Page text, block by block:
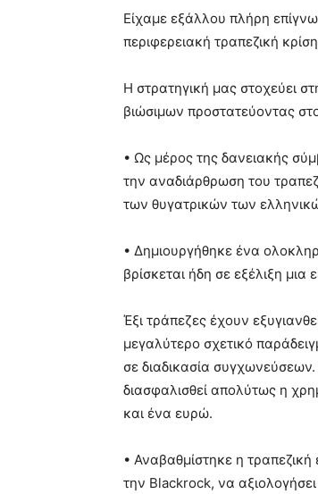
Είχαμε εξάλλου πλήρη
περιφερειακή τραπεζική
Η στρατηγική μας στοχεύει
βιώσιμων προστατεύοντας
• Ως μέρος της δανειακής
την αναδιάρθρωση του
των θυγατρικών των
• Δημιουργήθηκε ένα
βρίσκεται ήδη σε εξέλιξη
Έξι τράπεζες έχουν
μεγαλύτερο σχετικό
σε διαδικασία
διασφαλισθεί απολύτως η
και ένα ευρώ.
• Αναβαθμίστηκε η
την Blackrock, να